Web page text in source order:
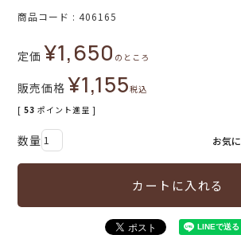
商品コード 406165
定価 ¥1,650 のところ
販売価格 ¥1,155税込
[ 53 ポイント進呈 ]
お気
カートに入れる